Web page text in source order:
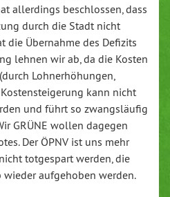
allerdings beschlossen, dass
durch die Stadt nicht
die Übernahme des Defizits
lehnen wir ab, da die Kosten
Lohnerhöhungen,
Kostensteigerung kann nicht
und führt so zwangsläufig
GRÜNE wollen dagegen
Der ÖPNV ist uns mehr
totgespart werden, die
aufgehoben werden.